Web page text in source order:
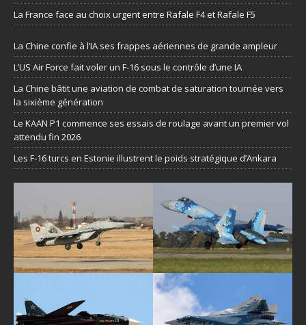
La France face au choix urgent entre Rafale F4 et Rafale F5
La Chine confie à l’IA ses frappes aériennes de grande ampleur
L’US Air Force fait voler un F-16 sous le contrôle d’une IA
La Chine bâtit une aviation de combat de saturation tournée vers
la sixième génération
Le KAAN P1 commence ses essais de roulage avant un premier vol
attendu fin 2026
Les F-16 turcs en Estonie illustrent le poids stratégique d’Ankara